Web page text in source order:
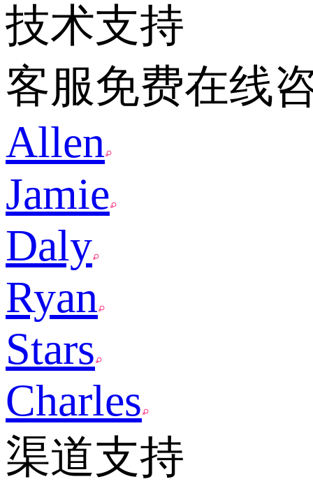
技术支持
客服免费在线
Allen
Jamie
Daly
Ryan
Stars
Charles
渠道支持